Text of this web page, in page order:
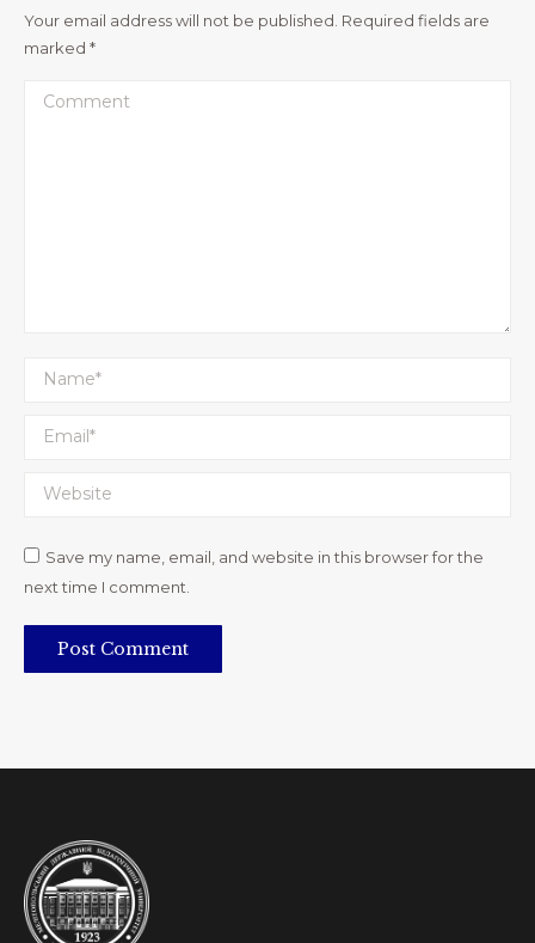
Your email address will not be published. Required fields are
marked *
Comment
Name *
Email *
Website
Save my name, email, and website in this browser for the
next time I comment.
Post Comment